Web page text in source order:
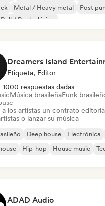
Metal / Heavy metal
Post
/ Rock clásico
Dreamers Island
Etiqueta, Editor
1000 respuestas dadas
Música brasileñaFunk
los artistas un contrato
o lanzar su música
Deep house Electrónica
Hip-hop House music
ADAD Audio